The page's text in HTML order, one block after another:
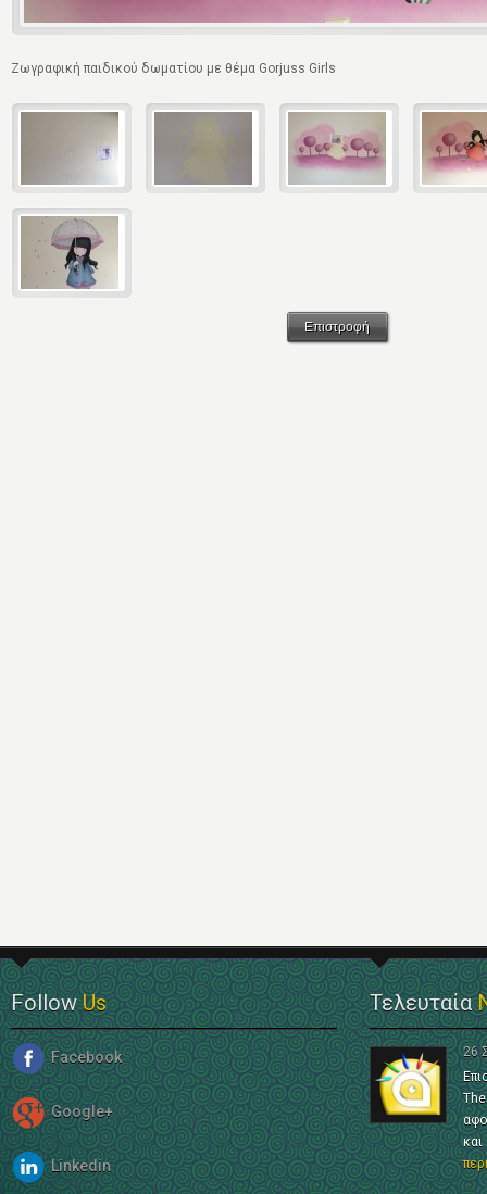
Ζωγραφική παιδικού δωματίου με θέμα Gorjuss Girls
Επιστροφή
FollowUs
Facebook
Google+
Linkedin
Τελευταία
26
και